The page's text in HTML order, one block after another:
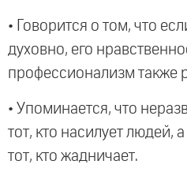
• Говорится о том, что
духовно, его
профессионализм также
• Упоминается, что
тот, кто насилует людей,
тот, кто жадничает.